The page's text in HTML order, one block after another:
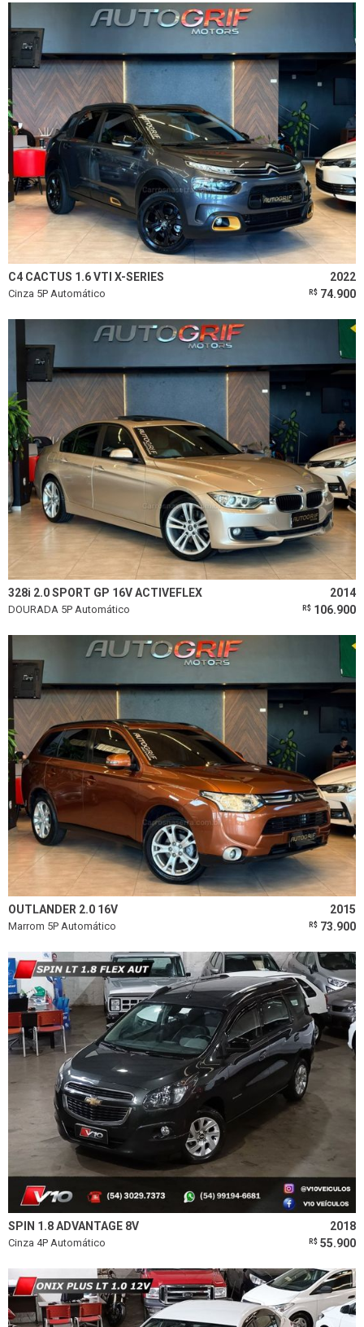
C4 CACTUS 1.6 VTI X-SERIES 2022
Cinza 5P Automático R$ 74.900
328i 2.0 SPORT GP 16V ACTIVEFLEX 2014
DOURADA 5P Automático R$ 106.900
OUTLANDER 2.0 16V 2015
Marrom 5P Automático R$ 73.900
SPIN 1.8 ADVANTAGE 8V 2018
Cinza 4P Automático R$ 55.900